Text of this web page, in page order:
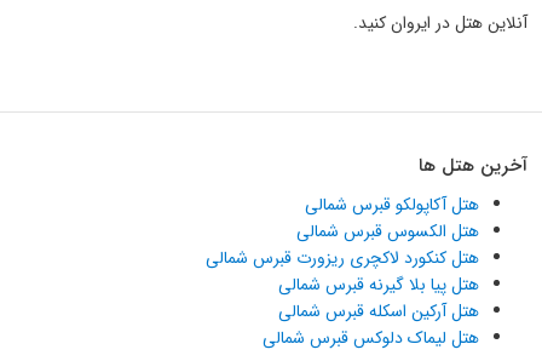
آنلاین هتل در ایروان کنید.
آخرین هتل ها
هتل آکاپولکو قبرس شمالی
هتل الکسوس قبرس شمالی
هتل کنکورد لاکچری ریزورت قبرس شمالی
هتل پیا بلا گیرنه قبرس شمالی
هتل آرکین اسکله قبرس شمالی
هتل لیماک دلوکس قبرس شمالی